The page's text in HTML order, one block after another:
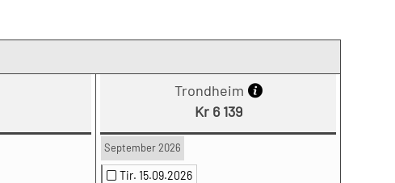
Trondheim
Kr 6 139
September 2026
Tir. 15.09.2026